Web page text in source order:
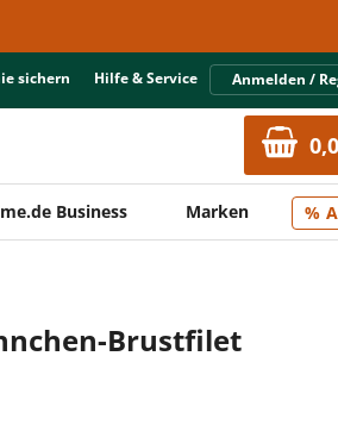
sichern Hilfe & Service Anmelden /
Business Marken
Brustfilet